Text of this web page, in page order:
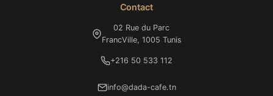
Contact
02 Rue du Parc
FrancVille, 1005 Tunis
+216 50 533 112
info@dada-cafe.tn